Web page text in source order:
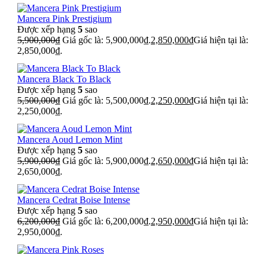
Mancera Pink Prestigium
Được xếp hạng 5 sao
5,900,000₫ Giá gốc là: 5,900,000₫.2,850,000₫Giá hiện tại là:
2,850,000₫.
Mancera Black To Black
Được xếp hạng 5 sao
5,500,000₫ Giá gốc là: 5,500,000₫.2,250,000₫Giá hiện tại là:
2,250,000₫.
Mancera Aoud Lemon Mint
Được xếp hạng 5 sao
5,900,000₫ Giá gốc là: 5,900,000₫.2,650,000₫Giá hiện tại là:
2,650,000₫.
Mancera Cedrat Boise Intense
Được xếp hạng 5 sao
6,200,000₫ Giá gốc là: 6,200,000₫.2,950,000₫Giá hiện tại là:
2,950,000₫.